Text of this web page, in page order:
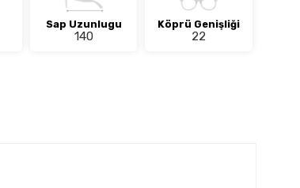
Sap Uzunlugu
140
Köprü Genişliği
22